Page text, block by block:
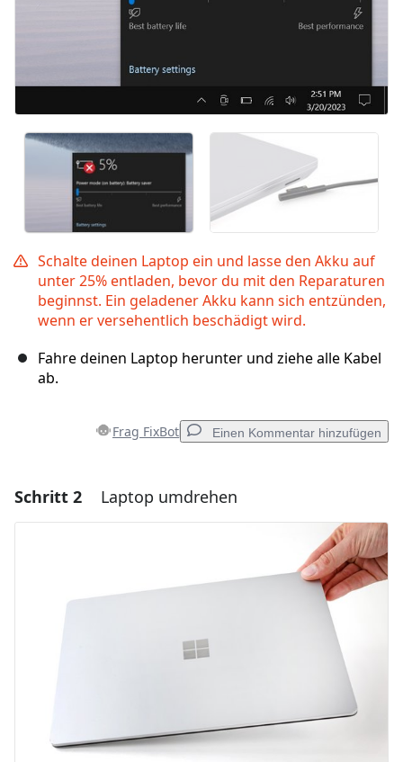
Schalte deinen Laptop ein und lasse den Akku auf
unter 25% entladen, bevor du mit den Reparaturen
beginnst. Ein geladener Akku kann sich entzünden,
wenn er versehentlich beschädigt wird.
Fahre deinen Laptop herunter und ziehe alle Kabel
ab.
Frag FixBot Einen Kommentar hinzufügen
Einen Kommentar hinzufügen
Kommentieren
Schritt 2 Laptop umdrehen